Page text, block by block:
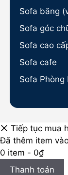
Sofa băng
Sofa góc
Sofa cao
Sofa cafe
Sofa Phòng
Tiếp tục mua
Đã thêm item
0 item - 0₫
Thanh toán